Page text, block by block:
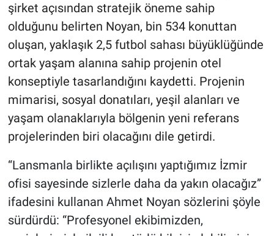
şirket açısından stratejik öneme sahip
olduğunu belirten Noyan, bin 534 konuttan
oluşan, yaklaşık 2,5 futbol sahası büyüklüğünde
ortak yaşam alanına sahip projenin otel
konseptiyle tasarlandığını kaydetti. Projenin
mimarisi, sosyal donatıları, yeşil alanları ve
yaşam olanaklarıyla bölgenin yeni referans
projelerinden biri olacağını dile getirdi.
“Lansmanla birlikte açılışını yaptığımız İzmir
ofisi sayesinde sizlerle daha da yakın olacağız”
ifadesini kullanan Ahmet Noyan sözlerini şöyle
sürdürdü: “Profesyonel ekibimizden,